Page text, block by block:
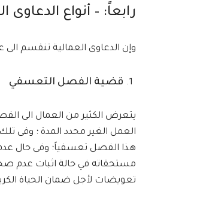
رابعاً: – أنواع الدعاوى
وإن الدعاوى العمالية تنقسم الى
قضية الفصل التعسفي
يتعرض الكثير من العمال الى
العمل الغير محدد المدة ؛ وفى
هذا الفصل تعسفياً؛ وفى حال
مستحقاته في حالة اثبات عدم
تعويضات لأجل ضمان الحياة